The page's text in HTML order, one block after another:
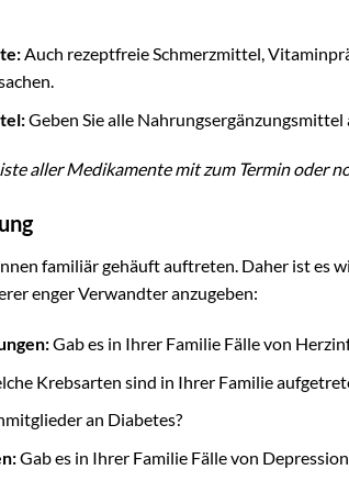
Auch rezeptfreie Schmerzmittel,
Geben Sie alle Nahrungsergänzungsmittel
aller Medikamente mit zum Termin oder
familiär gehäuft auftreten. Daher ist es
enger Verwandter anzugeben:
Gab es in Ihrer Familie Fälle von
Krebsarten sind in Ihrer Familie
an Diabetes?
Gab es in Ihrer Familie Fälle von